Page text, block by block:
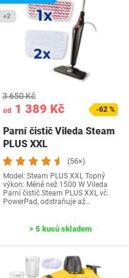
+2
od 1 389 Kč
3 650 Kč
-62 %
Parní čistič Vileda Steam
PLUS XXL
(56×)
Model: Steam PLUS XXL Topný
výkon: Méně než 1500 W Vileda
Parní čistič Steam PLUS XXL vč.
PowerPad, odstraňuje až…
> 5 kusů skladem